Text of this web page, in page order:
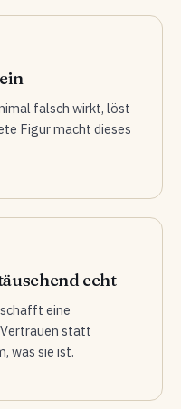
falsch wirkt, löst
Figur macht dieses
echt
eine
statt
was sie ist.